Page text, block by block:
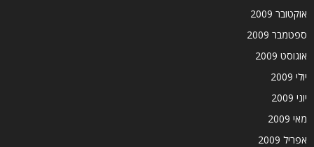
אוקטובר 2009
ספטמבר 2009
אוגוסט 2009
יולי 2009
יוני 2009
מאי 2009
אפריל 2009